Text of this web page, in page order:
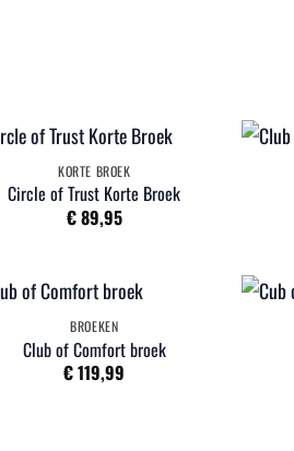
KORTE BROEK
Circle of Trust Korte Broek
€89,95
BROEKEN
Club of Comfort broek
€119,99